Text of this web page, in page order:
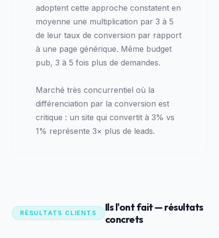
adoptent cette approche constatent en
moyenne une multiplication par 3 à 5
de leur taux de conversion par rapport
à une page générique. Même budget
pub, 3 à 5 fois plus de demandes.
Marché très concurrentiel où la
différenciation par la conversion est
critique : un site qui convertit à 3% vs
1% représente 3× plus de leads.
RÉSULTATS CLIENTS
Ils l'ont fait — résultats
concrets